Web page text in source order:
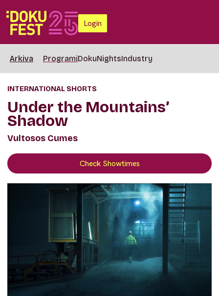
Login
Arkiva ProgramiDokuNightsIndustry
INTERNATIONAL SHORTS
Under the Mountains’
Shadow
Vultosos Cumes
Check Showtimes